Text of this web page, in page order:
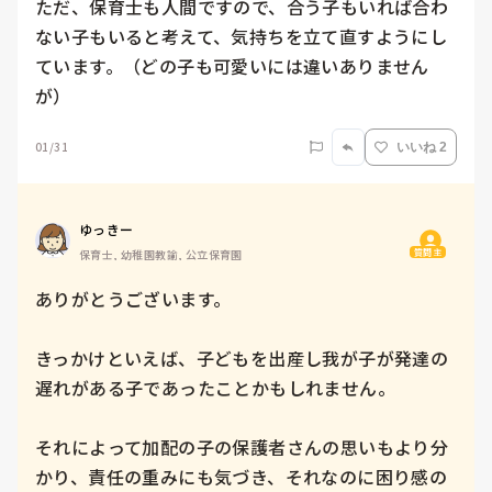
ただ、保育士も人間ですので、合う子もいれば合わ
ない子もいると考えて、気持ちを立て直すようにし
ています。（どの子も可愛いには違いありません
が）
01/31 いいね 2
ゆっきー
保育士, 幼稚園教諭, 公立保育園 質問主
ありがとうございます。
きっかけといえば、子どもを出産し我が子が発達の
遅れがある子であったことかもしれません。
それによって加配の子の保護者さんの思いもより分
かり、責任の重みにも気づき、それなのに困り感の